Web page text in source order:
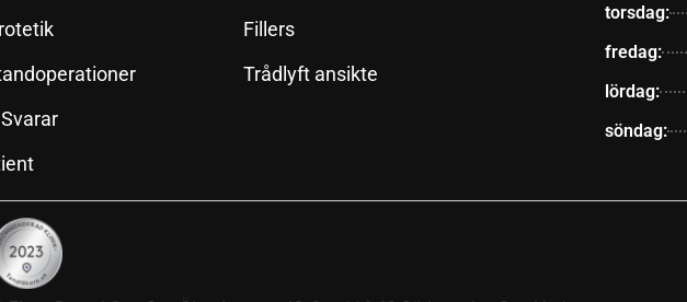
Fillers
Trådlyft ansikte
torsdag:
fredag:
lördag:
söndag: